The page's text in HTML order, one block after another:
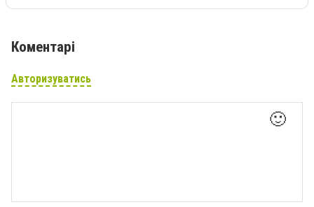
Коментарі
Авторизуватись
🙂